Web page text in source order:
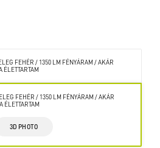
FEHÉR / 1350 LM FÉNYÁRAM / AKÁR
ÉLETTARTAM
FEHÉR / 1350 LM FÉNYÁRAM / AKÁR
ÉLETTARTAM
3D PHOTO